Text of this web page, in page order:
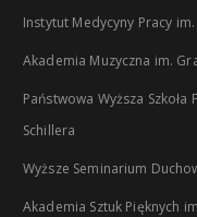
Instytut Medycyny Pracy
Akademia Muzyczna im.
Państwowa Wyższa
Schillera
Wyższe Seminarium
Akademia Sztuk Pięknych